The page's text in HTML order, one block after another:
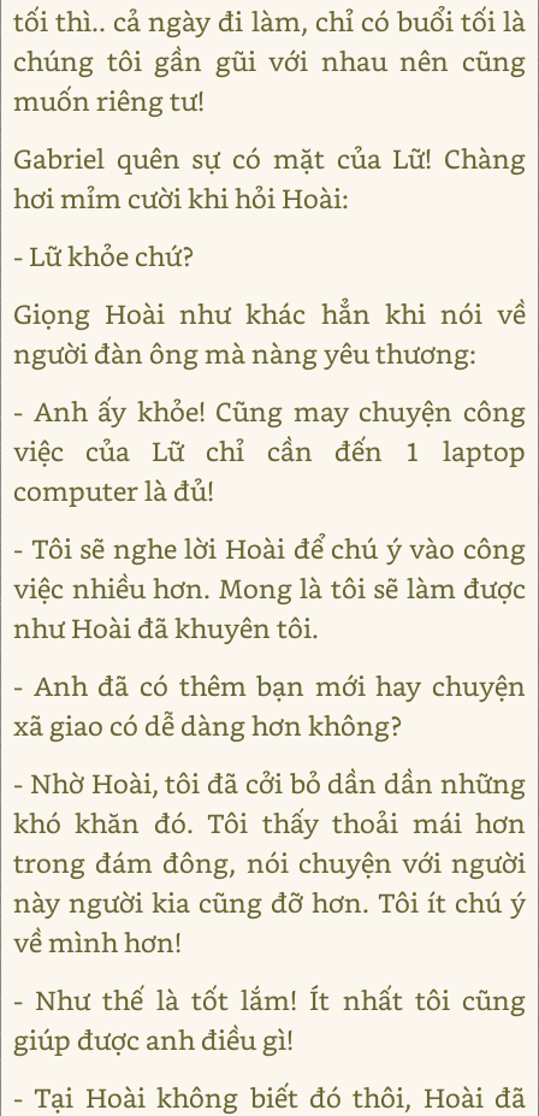
tối thì.. cả ngày đi làm, chỉ có buổi tối là
chúng tôi gần gũi với nhau nên cũng
muốn riêng tư!
Gabriel quên sự có mặt của Lữ! Chàng
hơi mỉm cười khi hỏi Hoài:
- Lữ khỏe chứ?
Giọng Hoài như khác hẳn khi nói về
người đàn ông mà nàng yêu thương:
- Anh ấy khỏe! Cũng may chuyện công
việc của Lữ chỉ cần đến 1 laptop
computer là đủ!
- Tôi sẽ nghe lời Hoài để chú ý vào công
việc nhiều hơn. Mong là tôi sẽ làm được
như Hoài đã khuyên tôi.
- Anh đã có thêm bạn mới hay chuyện
xã giao có dễ dàng hơn không?
- Nhờ Hoài, tôi đã cởi bỏ dần dần những
khó khăn đó. Tôi thấy thoải mái hơn
trong đám đông, nói chuyện với người
này người kia cũng đỡ hơn. Tôi ít chú ý
về mình hơn!
- Như thế là tốt lắm! Ít nhất tôi cũng
giúp được anh điều gì!
- Tại Hoài không biết đó thôi, Hoài đã